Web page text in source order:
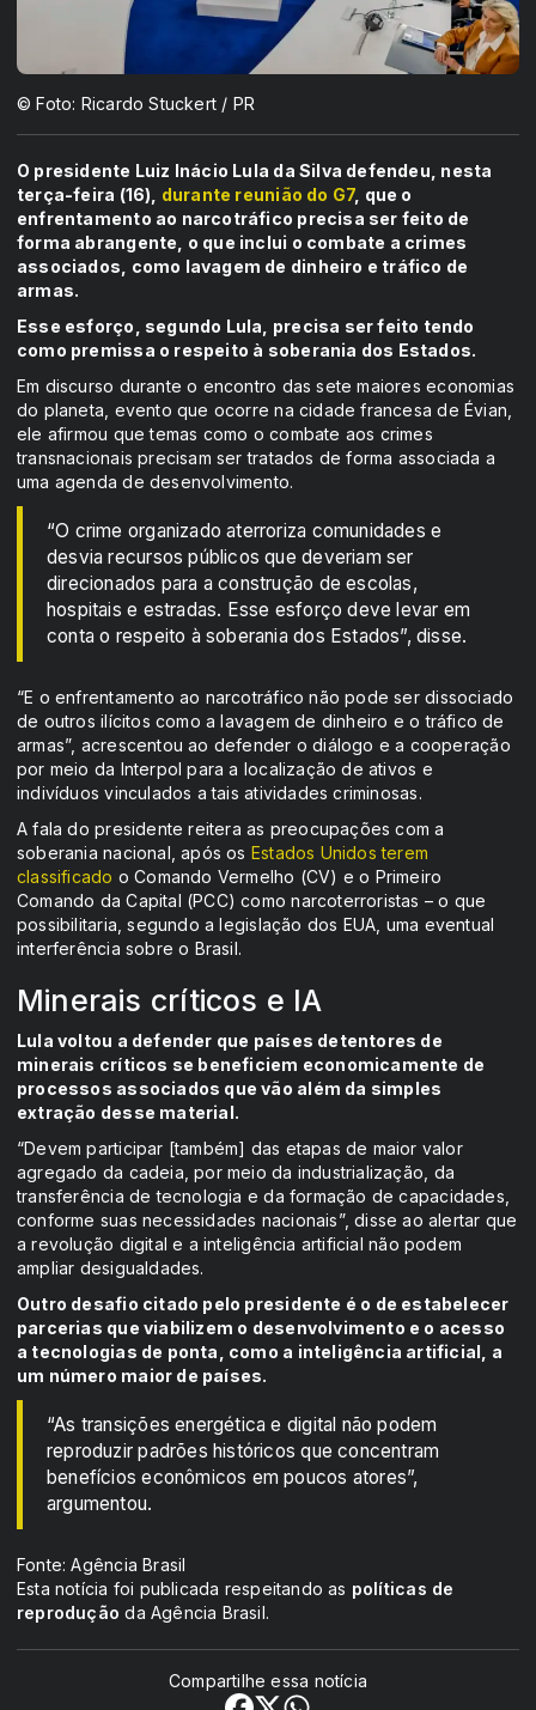
© Foto: Ricardo Stuckert / PR
O presidente Luiz Inácio Lula da Silva defendeu, nesta
terça-feira (16), durante reunião do G7, que o
enfrentamento ao narcotráfico precisa ser feito de
forma abrangente, o que inclui o combate a crimes
associados, como lavagem de dinheiro e tráfico de
armas.
Esse esforço, segundo Lula, precisa ser feito tendo
como premissa o respeito à soberania dos Estados.
Em discurso durante o encontro das sete maiores economias
do planeta, evento que ocorre na cidade francesa de Évian,
ele afirmou que temas como o combate aos crimes
transnacionais precisam ser tratados de forma associada a
uma agenda de desenvolvimento.
“O crime organizado aterroriza comunidades e
desvia recursos públicos que deveriam ser
direcionados para a construção de escolas,
hospitais e estradas. Esse esforço deve levar em
conta o respeito à soberania dos Estados”, disse.
“E o enfrentamento ao narcotráfico não pode ser dissociado
de outros ilícitos como a lavagem de dinheiro e o tráfico de
armas”, acrescentou ao defender o diálogo e a cooperação
por meio da Interpol para a localização de ativos e
indivíduos vinculados a tais atividades criminosas.
A fala do presidente reitera as preocupações com a
soberania nacional, após os Estados Unidos terem
classificado o Comando Vermelho (CV) e o Primeiro
Comando da Capital (PCC) como narcoterroristas – o que
possibilitaria, segundo a legislação dos EUA, uma eventual
interferência sobre o Brasil.
Minerais críticos e IA
Lula voltou a defender que países detentores de
minerais críticos se beneficiem economicamente de
processos associados que vão além da simples
extração desse material.
“Devem participar [também] das etapas de maior valor
agregado da cadeia, por meio da industrialização, da
transferência de tecnologia e da formação de capacidades,
conforme suas necessidades nacionais”, disse ao alertar que
a revolução digital e a inteligência artificial não podem
ampliar desigualdades.
Outro desafio citado pelo presidente é o de estabelecer
parcerias que viabilizem o desenvolvimento e o acesso
a tecnologias de ponta, como a inteligência artificial, a
um número maior de países.
“As transições energética e digital não podem
reproduzir padrões históricos que concentram
benefícios econômicos em poucos atores”,
argumentou.
Fonte: Agência Brasil
Esta notícia foi publicada respeitando as políticas de
reprodução da Agência Brasil.
Compartilhe essa notícia